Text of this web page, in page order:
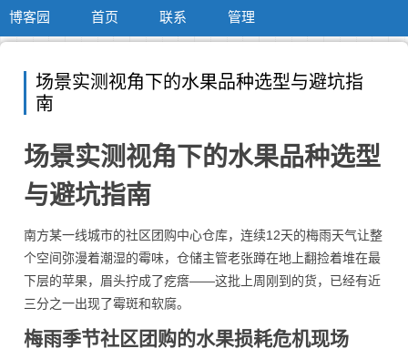
博客园 首页 联系 管理
场景实测视角下的水果品种选型与避坑指
南
场景实测视角下的水果品种选型
与避坑指南
南方某一线城市的社区团购中心仓库，连续12天的梅雨天气让整
个空间弥漫着潮湿的霉味，仓储主管老张蹲在地上翻捡着堆在最
下层的苹果，眉头拧成了疙瘩——这批上周刚到的货，已经有近
三分之一出现了霉斑和软腐。
梅雨季节社区团购的水果损耗危机现场